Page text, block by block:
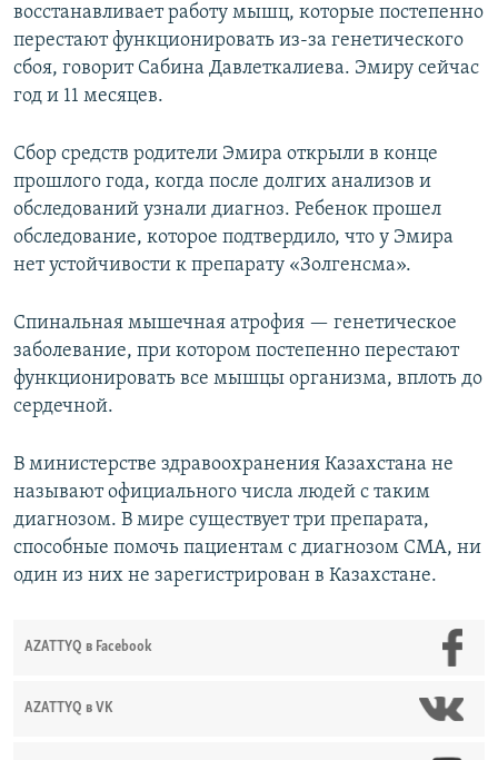
восстанавливает работу мышц, которые постепенно
перестают функционировать из-за генетического
сбоя, говорит Сабина Давлеткалиева. Эмиру сейчас
год и 11 месяцев.
Сбор средств родители Эмира открыли в конце
прошлого года, когда после долгих анализов и
обследований узнали диагноз. Ребенок прошел
обследование, которое подтвердило, что у Эмира
нет устойчивости к препарату «Золгенсма».
Спинальная мышечная атрофия — генетическое
заболевание, при котором постепенно перестают
функционировать все мышцы организма, вплоть до
сердечной.
В министерстве здравоохранения Казахстана не
называют официального числа людей с таким
диагнозом. В мире существует три препарата,
способные помочь пациентам с диагнозом СМА, ни
один из них не зарегистрирован в Казахстане.
AZATTYQ в Facebook
AZATTYQ в VK